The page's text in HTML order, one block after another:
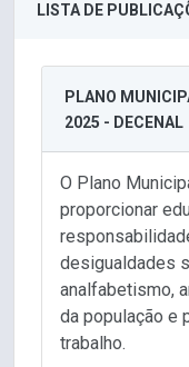
LISTA DE
PLANO
2025 - DECENAL
O Plano
proporcionar
desigualdades
analfabetismo,
da população e
trabalho.